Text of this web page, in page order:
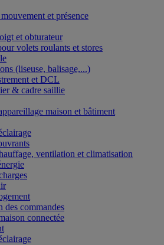
et présence
et obturateur
volets roulants et stores
(liseuse, balisage,...)
et DCL
& cadre saillie
maison et bâtiment
ventilation et climatisation
des commandes
connectée